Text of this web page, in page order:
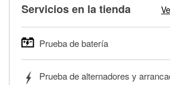
Servicios en la tienda
Prueba de batería
autos, camionetas, SUVs, vehículos
Prueba de alternadores y